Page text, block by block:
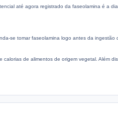
até agora registrado da faseolamina é a
se tomar faseolamina logo antes da
de alimentos de origem vegetal. Além